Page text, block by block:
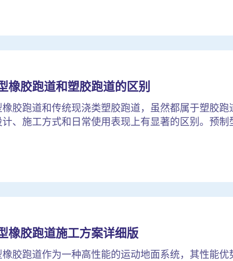
橡胶跑道和塑胶跑道的区别
胶跑道和传统现浇类塑胶跑道，虽然都属于塑胶跑
计、施工方式和日常使用表现上有显著的区别。预
橡胶跑道施工方案详细版
橡胶跑道作为一种高性能的运动地面系统，其性能